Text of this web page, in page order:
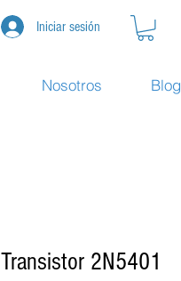
Iniciar sesión
Nosotros Blog
Transistor 2N5401